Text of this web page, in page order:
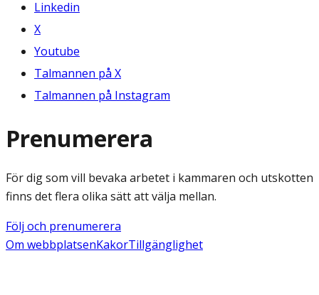
Linkedin
X
Youtube
Talmannen på X
Talmannen på Instagram
Prenumerera
För dig som vill bevaka arbetet i kammaren och utskotten
finns det flera olika sätt att välja mellan.
Följ och prenumerera
Om webbplatsenKakorTillgänglighet